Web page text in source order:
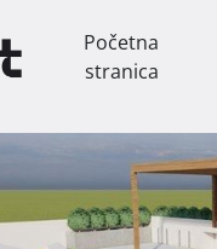
Početna
stranica